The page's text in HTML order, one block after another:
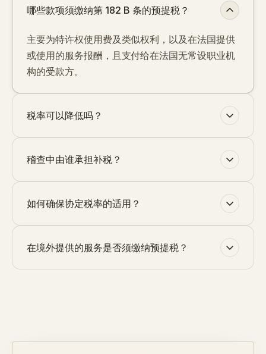
哪些款项须缴纳第 182 B 条的预提税？
主要为特许权使用费及类似权利，以及在法国提供
或使用的服务报酬，且支付给在法国无常设职业机
构的受款方。
税率可以降低吗？
稽查中由谁承担补税？
如何确保协定税率的适用？
在境外提供的服务是否须缴纳预提税？